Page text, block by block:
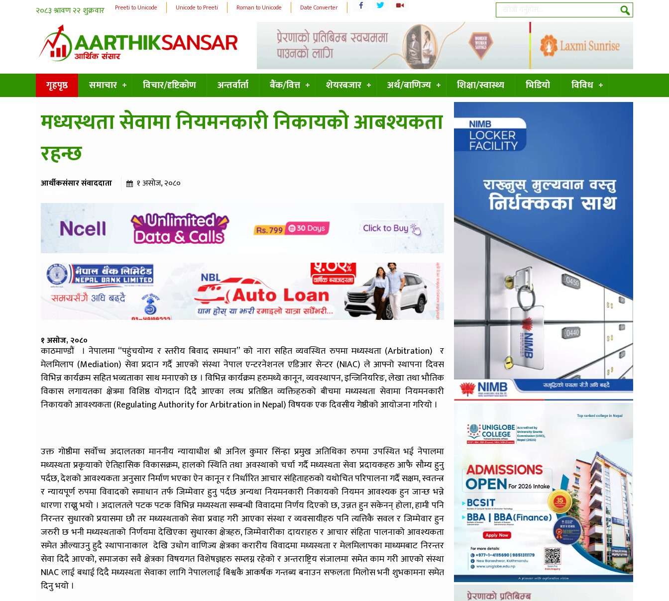
Preeti to Unicode Unicode to Preeti Roman to Unicode Date Converter
गृहपृष्ठ समाचार विचार/दृष्टिकोण अन्तर्वार्ता बैंक/वित्त शेयरबजार अर्थ/बाणिज्य शिक्षा/स्वास्थ्य भिडियो विविध
मध्यस्थता सेवामा नियमनकारी निकायको आबश्यकता
रहन्छ
आर्थीकसंसार संवाददाता १ असोज, २०८०
१ असोज, २०८०
काठमाण्डौं । नेपालमा “पहुंचयोग्य र स्तरीय बिवाद समधान” को नारा सहित व्यवस्थित रुपमा मध्यस्थता (Arbitration) र
मेलमिलाप (Mediation) सेवा प्रदान गर्दै आएको संस्था नेपाल एन्टरनेशनल एडिआर सेन्टर (NIAC) ले आफ्नो स्थापना दिवस
विभिन्न कार्यक्रम सहित भव्यताका साथ मनाएको छ । विभिन्न कार्यक्रम हरुमध्ये कानून, व्यवस्थापन, इन्जिनियरिङ, लेखा तथा भौतिक
विकास लगायतका क्षेत्रमा विशिष्ठ योगदान दिदै आएका लव्ध प्रतिष्ठित व्यक्तिहरुको बीचमा मध्यस्थता सेवामा नियमनकारी
निकायको आवश्यकता (Regulating Authority for Arbitration in Nepal) विषयक एक दिवसीय गेष्ठीको आयोजना गरियो ।
उक्त गोष्ठीमा सर्वोच्च अदालतका माननीय न्यायाधीश श्री अनिल कुमार सिंन्हा प्रमुख अतिथिका रुपमा उपस्थित भई नेपालमा
मध्यस्थता प्रकृयाको ऐतिहासिक विकासक्रम, हालको स्थिति तथा अवस्थाको चर्चा गर्दै मध्यस्थता सेवा प्रदायकहरु आफै सौम्य हुनु
पर्दछ, देशको आवश्यकता अनुसार निर्माण भएका ऐन कानून र निर्धारित आचार संहिताहरुको यथोचित परिपालना गर्दै सक्षम, स्वतन्त्र
र न्यायपूर्ण रुपमा विवादको समाधान तर्फ जिम्मेवार हुनु पर्दछ अन्यथा नियमनकारी निकायको नियमन आवश्यक हुन जान्छ भन्ने
धारणा राख्नु भयो । अदालतले पटक पटक विभिन्न मध्यस्थता सम्बन्धी विवादमा निर्णय दिएको छ, उन्नत हुन सकेनन् होला, हामी पनि
निरन्तर सुधारको प्रयासमा छौ तर मध्यस्थताको सेवा प्रवाह गरी आएका संस्था र व्यवसायीहरु पनि त्यत्तिकै सवल र जिम्मेवार हुन
जरुरी छ भनी मध्यस्थताको निर्णयमा देखिएका सुधारका क्षेत्रहरु, जिम्मेवारीका दायराहरु र आचार संहिता पालनाको आवश्यकता
समेत औल्याउनु हुदै स्थापानाकाल देखि उधोग वाणिज्य क्षेत्रका करारीय विवादमा मध्यस्थता र मेलमिलापका माध्यमबाट निरन्तर
सेवा दिदै आएको, समाजका सवै क्षेत्रका विषयगत विशेषज्ञहरु सम्लग्न रहेको र अन्तराष्ट्रिय संजालमा समेत काम गरी आएको संस्था
NIAC लाई बधाई दिदै मध्यस्थता सेवाका लागि नेपाललाई बिश्वकै आकर्षक गन्तब्य बनाउन सफलता मिलोस भनी शुभकामना समेत
दिनु भयो ।